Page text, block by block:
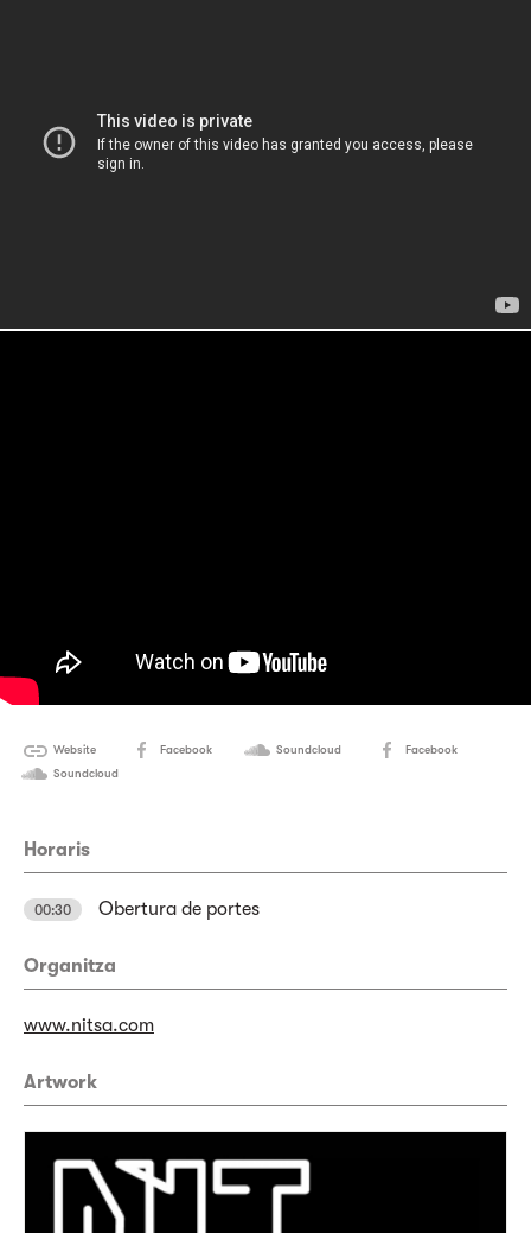
Website Facebook Soundcloud
Facebook
Soundcloud
Horaris
00:30 Obertura de portes
Organitza
www.nitsa.com
Artwork